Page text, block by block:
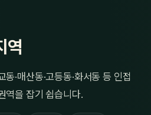
역
·매산동·고등동·화서동 등 인접
역을 잡기 쉽습니다.